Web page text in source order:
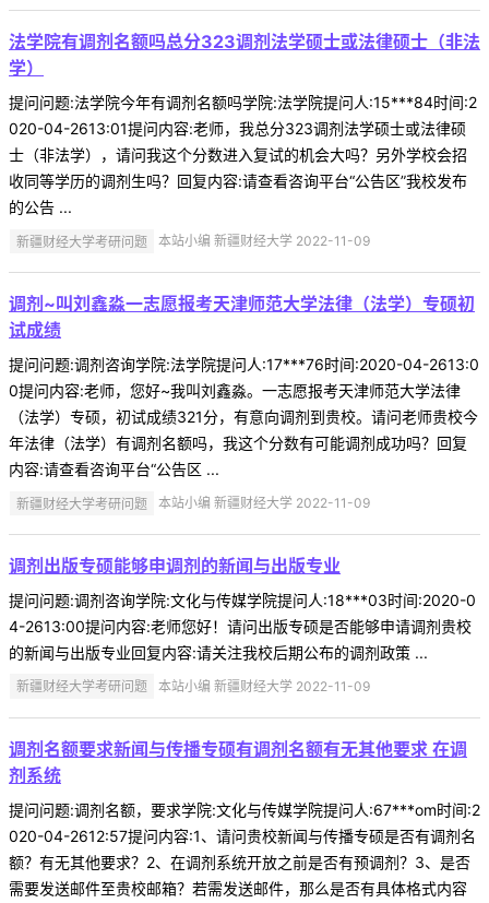
法学院有调剂名额吗总分323调剂法学硕士或法律硕士（非法
学）
提问问题:法学院今年有调剂名额吗学院:法学院提问人:15***84时间:2
020-04-2613:01提问内容:老师，我总分323调剂法学硕士或法律硕
士（非法学），请问我这个分数进入复试的机会大吗？另外学校会招
收同等学历的调剂生吗？回复内容:请查看咨询平台“公告区”我校发布
的公告 ...
新疆财经大学考研问题 本站小编 新疆财经大学 2022-11-09
调剂~叫刘鑫淼一志愿报考天津师范大学法律（法学）专硕初
试成绩
提问问题:调剂咨询学院:法学院提问人:17***76时间:2020-04-2613:0
0提问内容:老师，您好~我叫刘鑫淼。一志愿报考天津师范大学法律
（法学）专硕，初试成绩321分，有意向调剂到贵校。请问老师贵校今
年法律（法学）有调剂名额吗，我这个分数有可能调剂成功吗？回复
内容:请查看咨询平台“公告区 ...
新疆财经大学考研问题 本站小编 新疆财经大学 2022-11-09
调剂出版专硕能够申调剂的新闻与出版专业
提问问题:调剂咨询学院:文化与传媒学院提问人:18***03时间:2020-0
4-2613:00提问内容:老师您好！请问出版专硕是否能够申请调剂贵校
的新闻与出版专业回复内容:请关注我校后期公布的调剂政策 ...
新疆财经大学考研问题 本站小编 新疆财经大学 2022-11-09
调剂名额要求新闻与传播专硕有调剂名额有无其他要求 在调
剂系统
提问问题:调剂名额，要求学院:文化与传媒学院提问人:67***om时间:2
020-04-2612:57提问内容:1、请问贵校新闻与传播专硕是否有调剂名
额？有无其他要求？2、在调剂系统开放之前是否有预调剂？3、是否
需要发送邮件至贵校邮箱？若需发送邮件，那么是否有具体格式内容